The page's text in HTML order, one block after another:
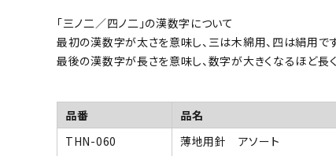
「三ノ二／四ノ二」の漢数字について
最初の漢数字が太さを意味し、三は木綿用、四は絹用です
最後の漢数字が長さを意味し、数字が大きくなるほど長く
品番 品名
THN-060
薄地用針 アソート